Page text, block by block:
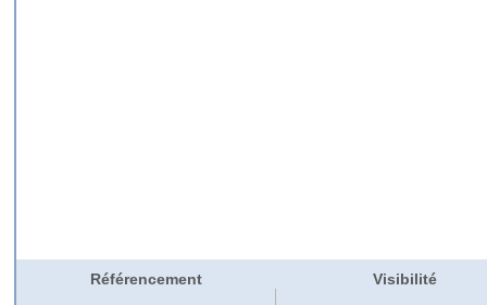
Référencement Visibilité